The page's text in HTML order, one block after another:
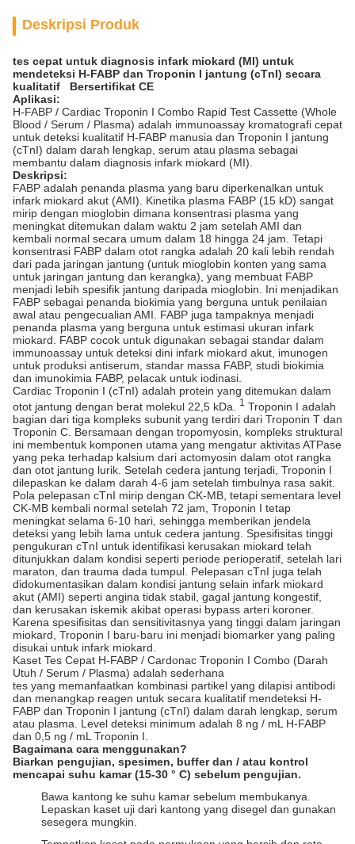
Deskripsi Produk
tes cepat untuk diagnosis infark miokard (MI) untuk
mendeteksi H-FABP dan Troponin I jantung (cTnI) secara
kualitatif
Bersertifikat CE
Aplikasi:
H-FABP / Cardiac Troponin I Combo Rapid Test Cassette (Whole
Blood / Serum / Plasma) adalah immunoassay kromatografi cepat
untuk deteksi kualitatif H-FABP manusia dan Troponin I jantung
(cTnI) dalam darah lengkap, serum atau plasma sebagai
membantu dalam diagnosis infark miokard (MI).
Deskripsi:
FABP adalah penanda plasma yang baru diperkenalkan untuk
infark miokard akut (AMI). Kinetika plasma FABP (15 kD) sangat
mirip dengan mioglobin dimana konsentrasi plasma yang
meningkat ditemukan dalam waktu 2 jam setelah AMI dan
kembali normal secara umum dalam 18 hingga 24 jam. Tetapi
konsentrasi FABP dalam otot rangka adalah 20 kali lebih rendah
dari pada jaringan jantung (untuk mioglobin konten yang sama
untuk jaringan jantung dan kerangka), yang membuat FABP
menjadi lebih spesifik jantung daripada mioglobin. Ini menjadikan
FABP sebagai penanda biokimia yang berguna untuk penilaian
awal atau pengecualian AMI. FABP juga tampaknya menjadi
penanda plasma yang berguna untuk estimasi ukuran infark
miokard. FABP cocok untuk digunakan sebagai standar dalam
immunoassay untuk deteksi dini infark miokard akut, imunogen
untuk produksi antiserum, standar massa FABP, studi biokimia
dan imunokimia FABP, pelacak untuk iodinasi.
Cardiac Troponin I (cTnI) adalah protein yang ditemukan dalam
otot jantung dengan berat molekul 22,5 kDa.
1 Troponin I adalah
bagian dari tiga kompleks subunit yang terdiri dari Troponin T dan
Troponin C. Bersamaan dengan tropomyosin, kompleks struktural
ini membentuk komponen utama yang mengatur aktivitas ATPase
yang peka terhadap kalsium dari actomyosin dalam otot rangka
dan otot jantung lurik. Setelah cedera jantung terjadi, Troponin I
dilepaskan ke dalam darah 4-6 jam setelah timbulnya rasa sakit.
Pola pelepasan cTnI mirip dengan CK-MB, tetapi sementara level
CK-MB kembali normal setelah 72 jam, Troponin I tetap
meningkat selama 6-10 hari, sehingga memberikan jendela
deteksi yang lebih lama untuk cedera jantung. Spesifisitas tinggi
pengukuran cTnI untuk identifikasi kerusakan miokard telah
ditunjukkan dalam kondisi seperti periode perioperatif, setelah lari
maraton, dan trauma dada tumpul. Pelepasan cTnI juga telah
didokumentasikan dalam kondisi jantung selain infark miokard
akut (AMI) seperti angina tidak stabil, gagal jantung kongestif,
dan kerusakan iskemik akibat operasi bypass arteri koroner.
Karena spesifisitas dan sensitivitasnya yang tinggi dalam jaringan
miokard, Troponin I baru-baru ini menjadi biomarker yang paling
disukai untuk infark miokard.
Kaset Tes Cepat H-FABP / Cardonac Troponin I Combo (Darah
Utuh / Serum / Plasma) adalah sederhana
tes yang memanfaatkan kombinasi partikel yang dilapisi antibodi
dan menangkap reagen untuk secara kualitatif mendeteksi H-
FABP dan Troponin I jantung (cTnI) dalam darah lengkap, serum
atau plasma. Level deteksi minimum adalah 8 ng / mL H-FABP
dan 0,5 ng / mL Troponin I.
Bagaimana cara menggunakan?
Biarkan pengujian, spesimen, buffer dan / atau kontrol
mencapai suhu kamar (15-30 ° C) sebelum pengujian.
Bawa kantong ke suhu kamar sebelum membukanya.
Lepaskan kaset uji dari kantong yang disegel dan gunakan
sesegera mungkin.